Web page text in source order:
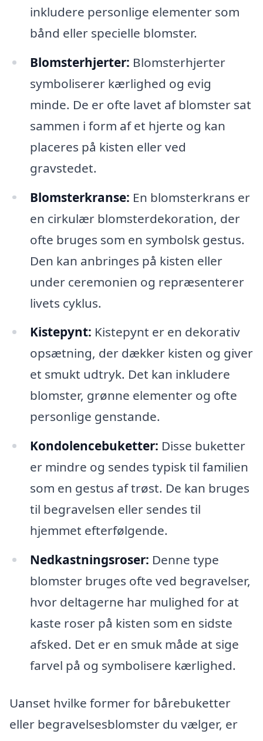
inkludere personlige elementer som
bånd eller specielle blomster.
Blomsterhjerter: Blomsterhjerter
symboliserer kærlighed og evig
minde. De er ofte lavet af blomster sat
sammen i form af et hjerte og kan
placeres på kisten eller ved
gravstedet.
Blomsterkranse: En blomsterkrans er
en cirkulær blomsterdekoration, der
ofte bruges som en symbolsk gestus.
Den kan anbringes på kisten eller
under ceremonien og repræsenterer
livets cyklus.
Kistepynt: Kistepynt er en dekorativ
opsætning, der dækker kisten og giver
et smukt udtryk. Det kan inkludere
blomster, grønne elementer og ofte
personlige genstande.
Kondolencebuketter: Disse buketter
er mindre og sendes typisk til familien
som en gestus af trøst. De kan bruges
til begravelsen eller sendes til
hjemmet efterfølgende.
Nedkastningsroser: Denne type
blomster bruges ofte ved begravelser,
hvor deltagerne har mulighed for at
kaste roser på kisten som en sidste
afsked. Det er en smuk måde at sige
farvel på og symbolisere kærlighed.
Uanset hvilke former for bårebuketter
eller begravelsesblomster du vælger, er